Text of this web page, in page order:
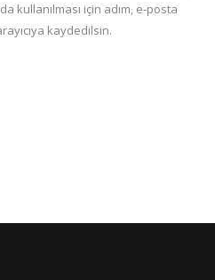
kullanılması için adım, e-posta
kaydedilsin.